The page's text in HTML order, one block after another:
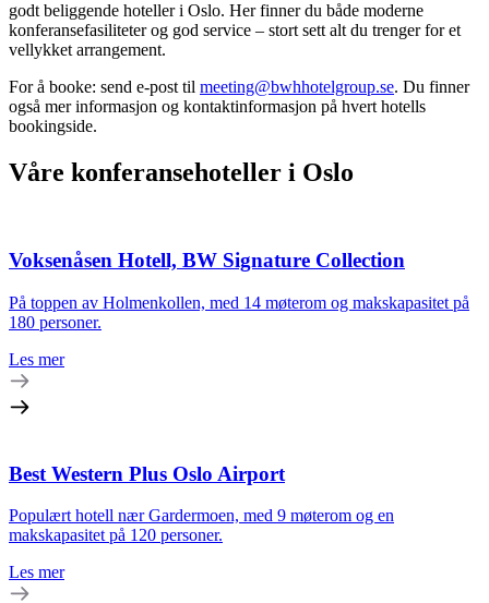
godt beliggende hoteller i Oslo. Her finner du både moderne
konferansefasiliteter og god service – stort sett alt du trenger for et
vellykket arrangement.
For å booke: send e-post til meeting@bwhhotelgroup.se. Du finner
også mer informasjon og kontaktinformasjon på hvert hotells
bookingside.
Våre konferansehoteller i Oslo
Voksenåsen Hotell, BW Signature Collection
På toppen av Holmenkollen, med 14 møterom og makskapasitet på
180 personer.
Les mer
Best Western Plus Oslo Airport
Populært hotell nær Gardermoen, med 9 møterom og en
makskapasitet på 120 personer.
Les mer